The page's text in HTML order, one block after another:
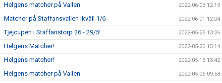
Helgens matcher på Vallen 2022-06-03 12:19
Matcher på Staffansvallen ikväll 1/6 2022-06-01 12:04
Tjejcupen i Staffanstorp 26 - 29/5! 2022-05-25 13:26
Helgens Matcher! 2022-05-20 15:14
Helgens matcher! 2022-05-13 13:42
Helgens matcher på Vallen 2022-05-06 09:58